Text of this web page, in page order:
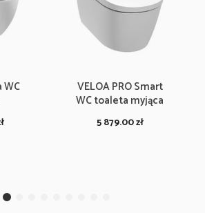
WC
VELOA PRO Smart
WC toaleta myjąca
5 879.00zł